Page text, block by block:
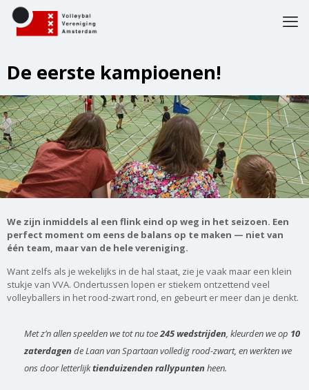
De eerste kampioenen!
We zijn inmiddels al een flink eind op weg in het seizoen. Een
perfect moment om eens de balans op te maken — niet van
één team, maar van de hele vereniging.
Want zelfs als je wekelijks in de hal staat, zie je vaak maar een klein
stukje van VVA. Ondertussen lopen er stiekem ontzettend veel
volleyballers in het rood-zwart rond, en gebeurt er meer dan je denkt.
Met z’n allen speelden we tot nu toe245 wedstrijden, kleurden we op 10
zaterdagen de Laan van Spartaan volledig rood-zwart, en werkten we
ons door letterlijktienduizenden rallypunten heen.